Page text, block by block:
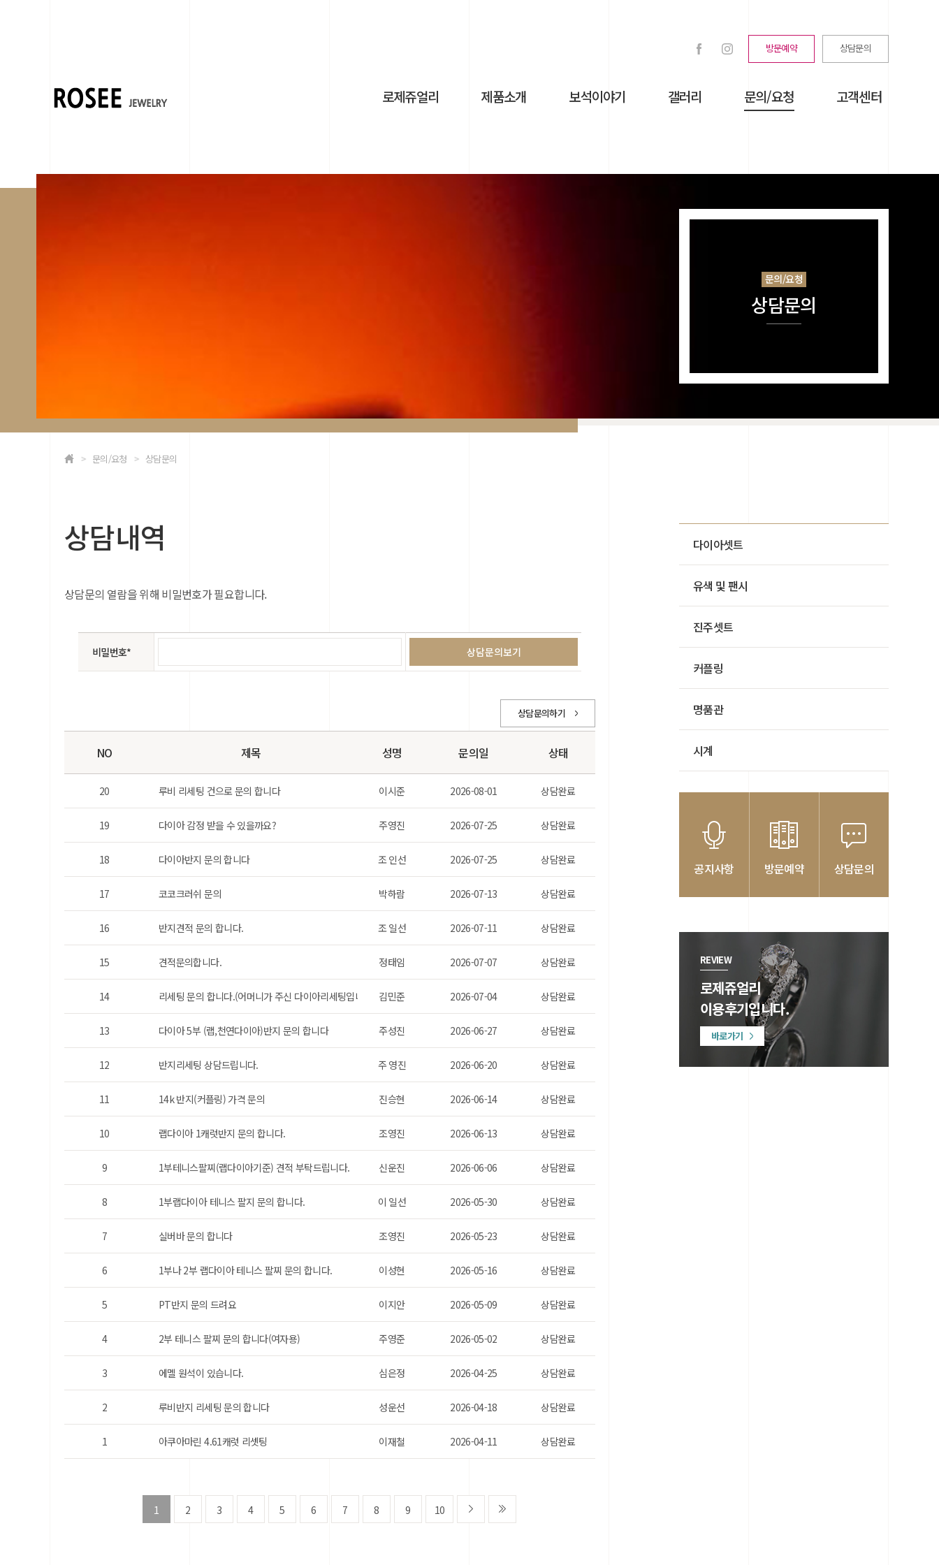
방문예약 상담문의
로제쥬얼리 제품소개 보석이야기 갤러리 문의/요청 고객센터
문의/요청
상담문의
문의/요청 상담문의
상담내역
상담문의 열람을 위해 비밀번호가 필요합니다.
비밀번호*
상담문의하기
NO 제목 성명 문의일 상태
20 루비 리세팅 건으로 문의 합니다 이시준 2026-08-01 상담완료
19 다이아 감정 받을 수 있을까요? 주영진 2026-07-25 상담완료
18 다이아반지 문의 합니다 조 인선 2026-07-25 상담완료
17 코코크러쉬 문의 박하람 2026-07-13 상담완료
16 반지견적 문의 합니다. 조 일선 2026-07-11 상담완료
15 견적문의합니다. 정태임 2026-07-07 상담완료
14 리세팅 문의 합니다.(어머니가 주신 다이아리세팅입니다.) 김민준 2026-07-04 상담완료
13 다이아 5부 (랩,천연다이아)반지 문의 합니다 주성진 2026-06-27 상담완료
12 반지리세팅 상담드립니다. 주 영진 2026-06-20 상담완료
11 14k 반지(커플링) 가격 문의 진승현 2026-06-14 상담완료
10 랩다이아 1캐럿반지 문의 합니다. 조영진 2026-06-13 상담완료
9 1부테니스팔찌(랩다이아기준) 견적 부탁드립니다. 신운진 2026-06-06 상담완료
8 1부랩다이아 테니스 팔지 문의 합니다. 이 일선 2026-05-30 상담완료
7 실버바 문의 합니다 조영진 2026-05-23 상담완료
6 1부나 2부 랩다이아 테니스 팔찌 문의 합니다. 이성현 2026-05-16 상담완료
5 PT반지 문의 드려요 이지안 2026-05-09 상담완료
4 2부 테니스 팔찌 문의 합니다(여자용) 주영준 2026-05-02 상담완료
3 에멜 원석이 있습니다. 심은정 2026-04-25 상담완료
2 루비반지 리세팅 문의 합니다 성운선 2026-04-18 상담완료
1 아쿠아마린 4.61캐럿 리셋팅 이재철 2026-04-11 상담완료
1 2 3 4 5 6 7 8 9 10
다이아셋트
유색 및 팬시
진주셋트
커플링
명품관
시계
공지사항 방문예약 상담문의
REVIEW
로제쥬얼리
이용후기입니다.
바로가기